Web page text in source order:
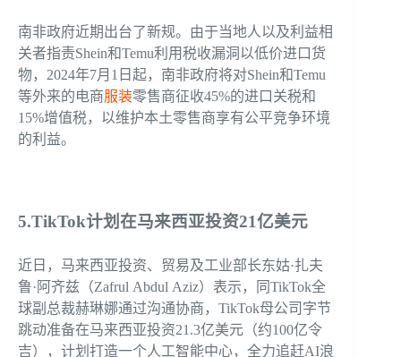
南非政府近期出台了新规。由于当地人以及利益相
关者指责Shein和Temu利用税收漏洞以低价进口货
物，2024年7月1日起，南非政府将对Shein和Temu
等外来的电商服装零售商征收45%的进口关税和
15%增值税，以维护本土零售商享有公平竞争环境
的利益。
5.TikTok计划在马来西亚投资21亿美元
近日，马来西亚投资、贸易及工业部长东姑·扎夫
鲁·阿齐兹（Zafrul Abdul Aziz）表示，同TikTok全
球副总裁赫琳娜通过沟通协商，TikTok母公司字节
跳动准备在马来西亚投资21.3亿美元（约100亿令
吉），计划打造一个人工智能中心，全力追赶AI浪